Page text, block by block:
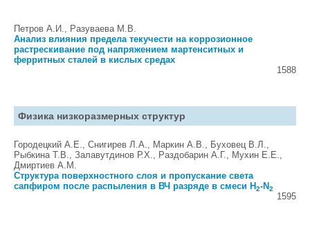
Петров А.И., Разуваева М.В.
Анализ влияния предела текучести на коррозионное
растрескивание под напряжением мартенситных и
ферритных сталей в кислых средах
1588
Физика низкоразмерных структур
Городецкий А.Е., Снигирев Л.А., Маркин А.В., Буховец В.Л.,
Рыбкина Т.В., Залавутдинов Р.Х., Раздобарин А.Г., Мухин Е.Е.,
Дмиртиев А.М.
Структура поверхностного слоя и пропускание света
сапфиром после распыления в ВЧ разряде в смеси H2-N2
1595